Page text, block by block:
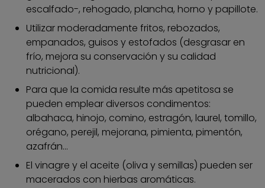
escalfado-, rehogado, plancha, horno y papillote.
Utilizar moderadamente fritos, rebozados,
empanados, guisos y estofados (desgrasar en
frío, mejora su conservación y su calidad
nutricional).
Para que la comida resulte más apetitosa se
pueden emplear diversos condimentos:
albahaca, hinojo, comino, estragón, laurel, tomillo,
orégano, perejil, mejorana, pimienta, pimentón,
azafrán...
El vinagre y el aceite (oliva y semillas) pueden ser
macerados con hierbas aromáticas.